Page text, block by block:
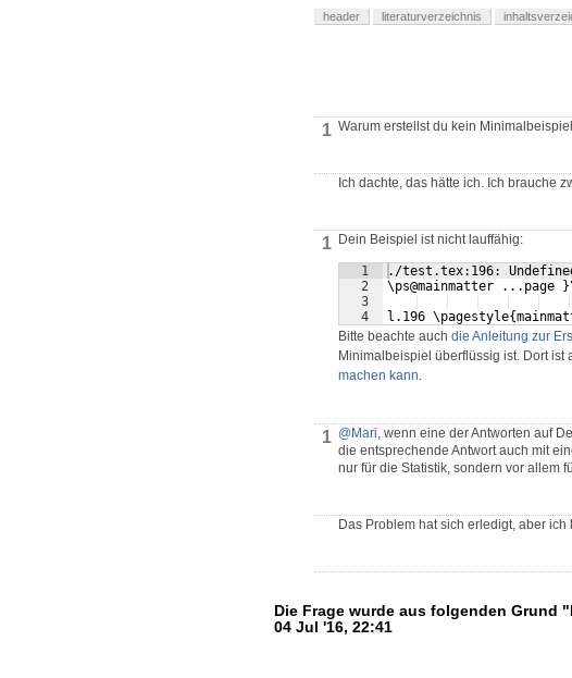
header literaturverzeichnis
1 Warum erstellst du kein
Ich dachte, das hätte ich. Ich brauche
1 Dein Beispiel ist nicht lauffähig:
1
2
3
4
./test.tex:196:
\ps@mainmatter ...page
l.196
Bitte beachte auch die Anleitung zur
Minimalbeispiel überflüssig ist. Dort ist
machen kann.
1 @Mari, wenn eine der Antworten auf
die entsprechende Antwort auch mit
nur für die Statistik, sondern vor allem
Das Problem hat sich erledigt, aber
Die Frage wurde aus folgenden
04 Jul '16, 22:41